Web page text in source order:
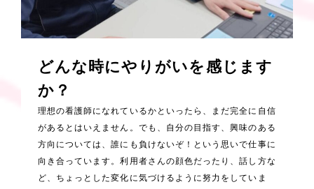
どんな時にやりがいを感じます
か？
理想の看護師になれているかといったら、まだ完全に自信
があるとはいえません。でも、自分の目指す、興味のある
方向については、誰にも負けないぞ！という思いで仕事に
向き合っています。利用者さんの顔色だったり、話し方な
ど、ちょっとした変化に気づけるように努力をしていま